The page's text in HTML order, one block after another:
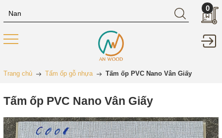
0
Trang chủ Tấm ốp gỗ nhựa Tấm ốp PVC Nano Vân Giấy
Tấm ốp PVC Nano Vân Giấy